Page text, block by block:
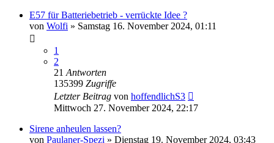
E57 für Batteriebetrieb - verrückte Idee ?
von Wolfi » Samstag 16. November 2024, 01:11
1
2
21 Antworten
135399 Zugriffe
Letzter Beitrag von hoffendlichS3
Mittwoch 27. November 2024, 22:17
Sirene anheulen lassen?
von Paulaner-Spezi » Dienstag 19. November 2024, 03:43